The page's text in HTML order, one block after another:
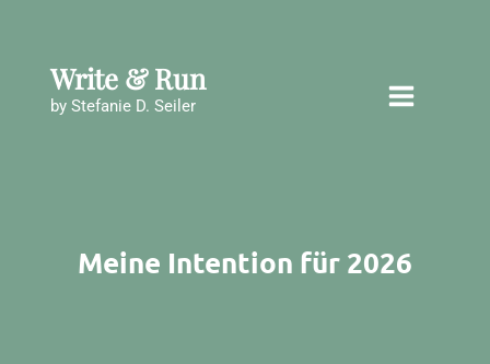
Write & Run
by Stefanie D. Seiler
Meine Intention für 2026